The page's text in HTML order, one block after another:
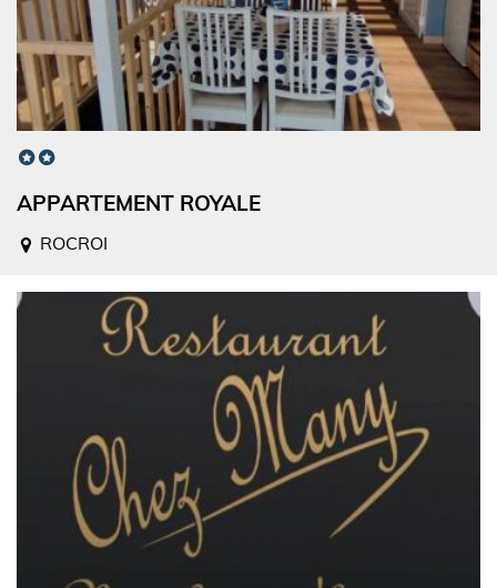
APPARTEMENT ROYALE
ROCROI